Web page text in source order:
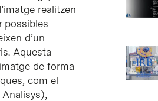
realitzen
possibles
d’un
Aquesta
de forma
com el